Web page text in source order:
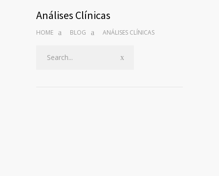
Análises Clínicas
HOME BLOG ANÁLISES CLÍNICAS